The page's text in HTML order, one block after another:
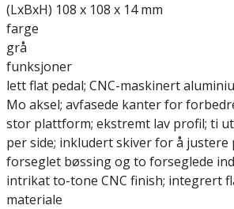
(LxBxH) 108 x 108 x 14 mm
farge
grå
funksjoner
lett flat pedal; CNC-maskinert
Mo aksel; avfasede kanter for
stor plattform; ekstremt lav profil; ti
per side; inkludert skiver for å justere
forseglet bøssing og to forseglede
intrikat to-tone CNC finish; integrert
materiale